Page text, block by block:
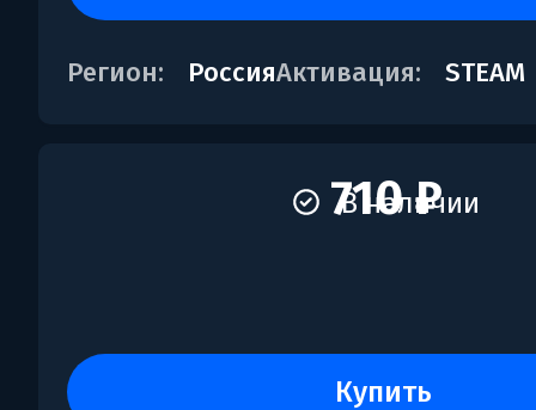
Регион: РоссияАктивация: STEAM
710 ₽
купить
В наличии